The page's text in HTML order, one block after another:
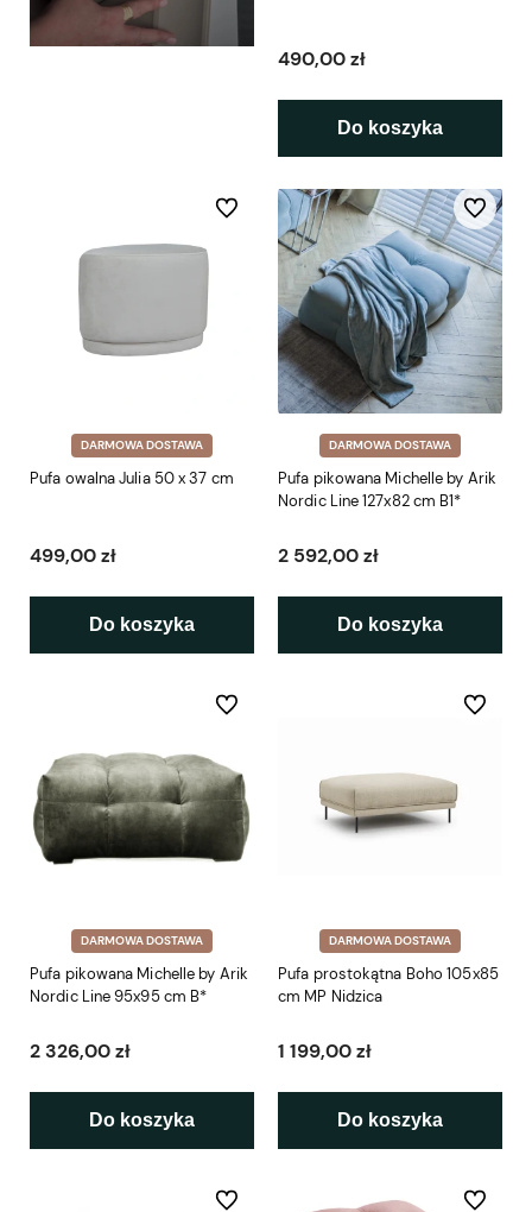
490,00 zł
Do koszyka
DARMOWA DOSTAWA
Pufa owalna Julia 50 x 37 cm
499,00 zł
Do koszyka
Do ulubionych
DARMOWA DOSTAWA
Pufa pikowana Michelle by Arik
Nordic Line 127x82 cm B1*
2 592,00 zł
Do koszyka
Do
DARMOWA DOSTAWA
Pufa pikowana Michelle by Arik
Nordic Line 95x95 cm B*
2 326,00 zł
Do koszyka
Do ulubionych
DARMOWA DOSTAWA
Pufa prostokątna Boho 105x85
cm MP Nidzica
1 199,00 zł
Do koszyka
Do
Do ulubionych Do